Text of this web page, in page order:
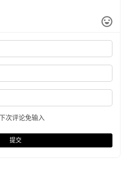
次评论免输入
提交